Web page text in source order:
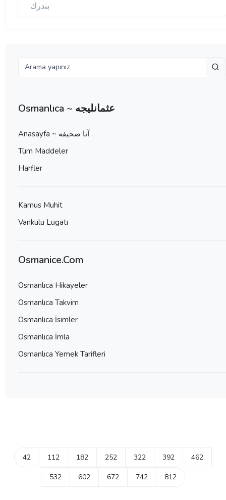
بندرك
Osmanlıca ~ عثمانليجه
Anasayfa ~ آنا صحيفه
Tüm Maddeler
Harfler
Kamus Muhit
Vankulu Lugatı
Osmanice.Com
Osmanlıca Hikayeler
Osmanlıca Takvim
Osmanlıca İsimler
Osmanlıca İmla
Osmanlıca Yemek Tarifleri
42 112 182 252 322 392 462
532 602 672 742 812